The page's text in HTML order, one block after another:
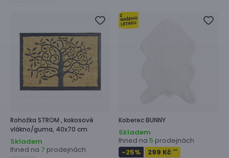
Rohožka STROM , kokosové
vlákno/guma, 40x70 cm
Skladem
Ihned na 7 prodejnách
KoberecBUNNY
Skladem
Ihned na 5 prodejnách
-25% 299 Kč ***